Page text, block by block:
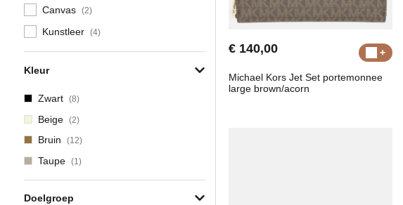
Canvas (2)
Kunstleer (4)
Kleur
Zwart (8)
Beige (2)
Bruin (12)
Taupe (1)
Doelgroep
€ 140,00
Michael Kors Jet Set portemonnee
large brown/acorn